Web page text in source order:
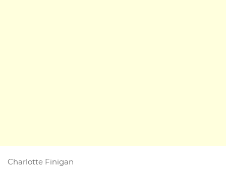
Charlotte Finigan